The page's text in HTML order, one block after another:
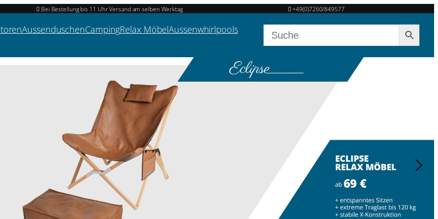
Bei Bestellung bis 11 Uhr Versand am selben Werktag +49(0)7260/849577
AussenduschenCampingRelax MöbelAussenwhirlpools